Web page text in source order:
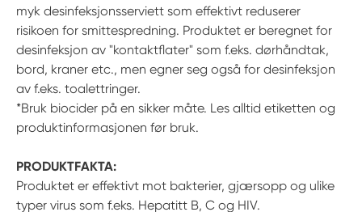
myk desinfeksjonsserviett som effektivt reduserer
risikoen for smittespredning. Produktet er beregnet for
desinfeksjon av "kontaktflater" som f.eks. dørhåndtak,
bord, kraner etc., men egner seg også for desinfeksjon
av f.eks. toalettringer.
*Bruk biocider på en sikker måte. Les alltid etiketten og
produktinformasjonen før bruk.
PRODUKTFAKTA:
Produktet er effektivt mot bakterier, gjærsopp og ulike
typer virus som f.eks. Hepatitt B, C og HIV.